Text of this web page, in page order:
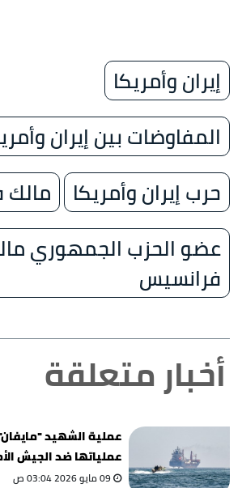
إيران وأمريكا
المفاوضات بين إيران
حرب إيران وأمريكا
عضو الحزب الجمهوري
فرانسيس
أخبار متعلقة
عملية الشهيد
عملياتها ضد الجيش
09 مايو 2026 03:04 ص